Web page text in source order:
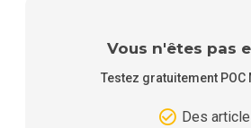
Vous n'êtes pas
Testez gratuitement
Des